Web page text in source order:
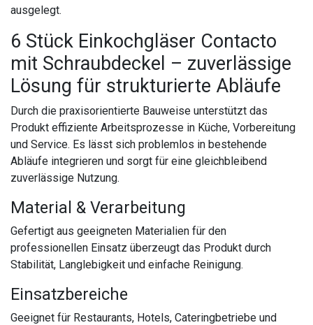
ausgelegt.
6 Stück Einkochgläser Contacto
mit Schraubdeckel – zuverlässige
Lösung für strukturierte Abläufe
Durch die praxisorientierte Bauweise unterstützt das
Produkt effiziente Arbeitsprozesse in Küche, Vorbereitung
und Service. Es lässt sich problemlos in bestehende
Abläufe integrieren und sorgt für eine gleichbleibend
zuverlässige Nutzung.
Material & Verarbeitung
Gefertigt aus geeigneten Materialien für den
professionellen Einsatz überzeugt das Produkt durch
Stabilität, Langlebigkeit und einfache Reinigung.
Einsatzbereiche
Geeignet für Restaurants, Hotels, Cateringbetriebe und